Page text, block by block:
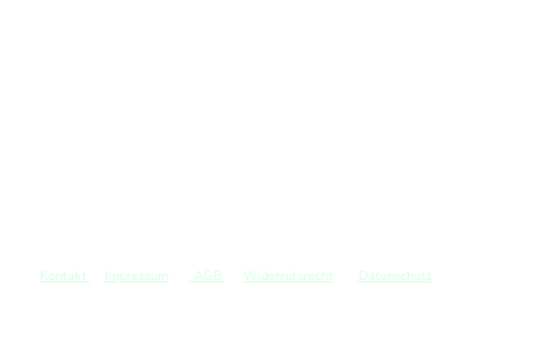
Kontakt Impressum AGB Widerrufsrecht Datenschutz